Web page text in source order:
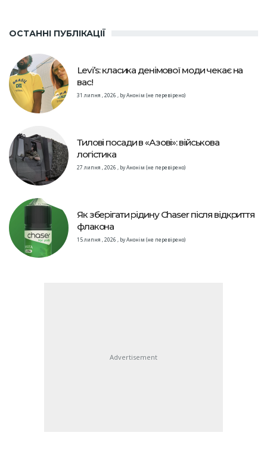
ОСТАННІ ПУБЛІКАЦІЇ
Levi’s: класика денімової моди чекає на
вас!
31 липня , 2026 , byАнонім (не перевірено)
Тилові посади в «Азові»: військова
логістика
27 липня , 2026 , byАнонім (не перевірено)
Як зберігати рідину Chaser після відкриття
флакона
15 липня , 2026 , byАнонім (не перевірено)
Advertisement